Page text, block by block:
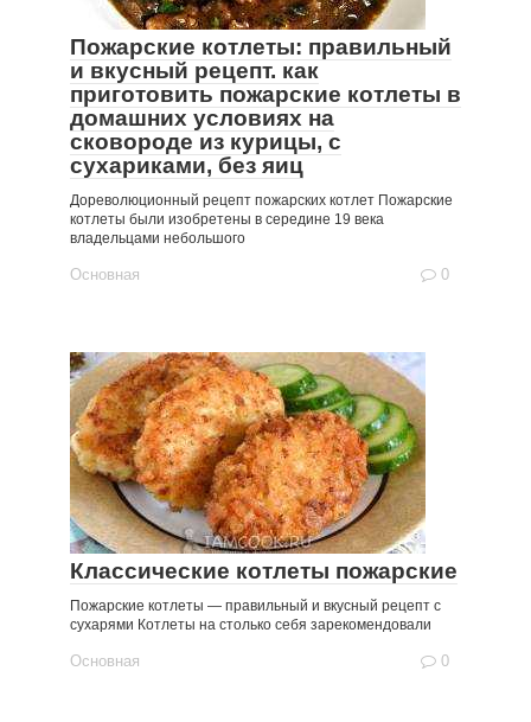
Пожарские котлеты: правильный
и вкусный рецепт. как
приготовить пожарские котлеты в
домашних условиях на
сковороде из курицы, с
сухариками, без яиц
Дореволюционный рецепт пожарских котлет Пожарские
котлеты были изобретены в середине 19 века
владельцами небольшого
Основная 0
Классические котлеты пожарские
Пожарские котлеты — правильный и вкусный рецепт с
сухарями Котлеты на столько себя зарекомендовали
Основная 0